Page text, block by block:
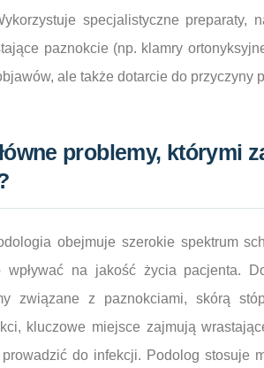
specjalistyczne preparaty,
paznokcie (np. klamry
ale także dotarcie do przyczyny
problemy, którymi
obejmuje szerokie spektrum
wpływać na jakość życia pacjenta.
związane z paznokciami, skórą
kluczowe miejsce zajmują
do infekcji. Podolog stosuje